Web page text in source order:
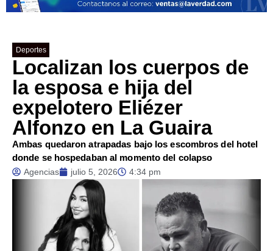
Deportes
Localizan los cuerpos de
la esposa e hija del
expelotero Eliézer
Alfonzo en La Guaira
Ambas quedaron atrapadas bajo los escombros del hotel
donde se hospedaban al momento del colapso
Agencias julio 5, 2026 4:34 pm